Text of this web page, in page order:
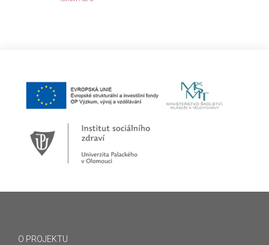
O PROJEKTU